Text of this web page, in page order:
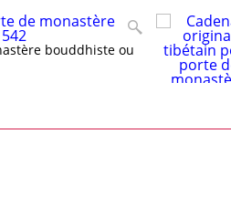
bouddhiste ou